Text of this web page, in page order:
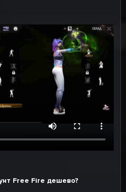
Free Fire дешево?